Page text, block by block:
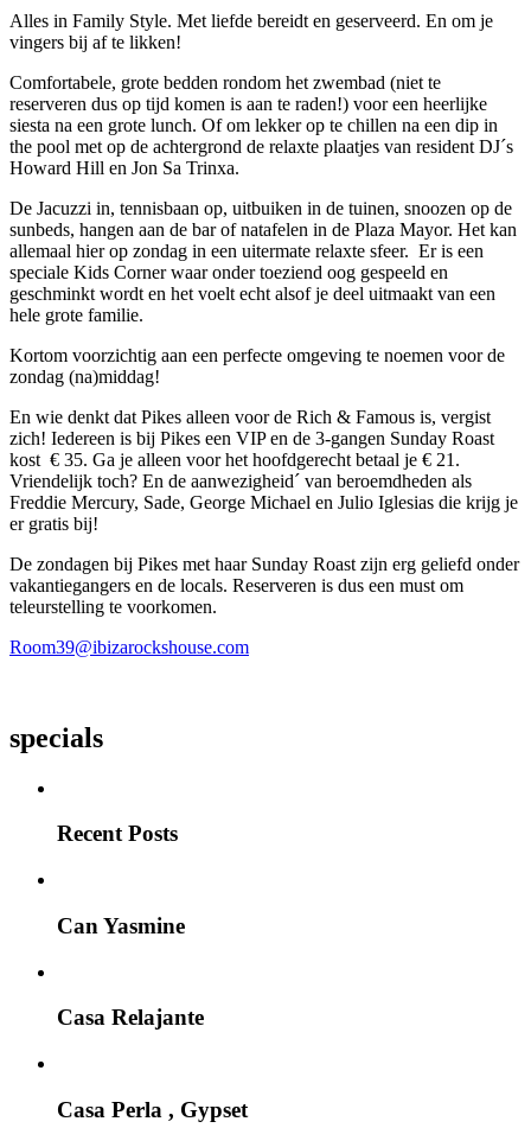
Alles in Family Style. Met liefde bereidt en geserveerd. En om je
vingers bij af te likken!
Comfortabele, grote bedden rondom het zwembad (niet te
reserveren dus op tijd komen is aan te raden!) voor een heerlijke
siesta na een grote lunch. Of om lekker op te chillen na een dip in
the pool met op de achtergrond de relaxte plaatjes van resident DJ´s
Howard Hill en Jon Sa Trinxa.
De Jacuzzi in, tennisbaan op, uitbuiken in de tuinen, snoozen op de
sunbeds, hangen aan de bar of natafelen in de Plaza Mayor. Het kan
allemaal hier op zondag in een uitermate relaxte sfeer. Er is een
speciale Kids Corner waar onder toeziend oog gespeeld en
geschminkt wordt en het voelt echt alsof je deel uitmaakt van een
hele grote familie.
Kortom voorzichtig aan een perfecte omgeving te noemen voor de
zondag (na)middag!
En wie denkt dat Pikes alleen voor de Rich & Famous is, vergist
zich! Iedereen is bij Pikes een VIP en de 3-gangen Sunday Roast
kost € 35. Ga je alleen voor het hoofdgerecht betaal je € 21.
Vriendelijk toch? En de aanwezigheid´ van beroemdheden als
Freddie Mercury, Sade, George Michael en Julio Iglesias die krijg je
er gratis bij!
De zondagen bij Pikes met haar Sunday Roast zijn erg geliefd onder
vakantiegangers en de locals. Reserveren is dus een must om
teleurstelling te voorkomen.
Room39@ibizarockshouse.com
specials
Recent Posts
Can Yasmine
Casa Relajante
Casa Perla , Gypset